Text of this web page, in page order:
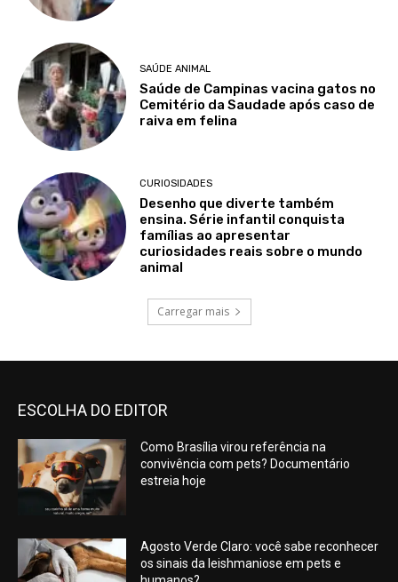
SAÚDE ANIMAL
Saúde de Campinas vacina gatos no
Cemitério da Saudade após caso de
raiva em felina
CURIOSIDADES
Desenho que diverte também
ensina. Série infantil conquista
famílias ao apresentar
curiosidades reais sobre o mundo
animal
Carregar mais
ESCOLHA DO EDITOR
Como Brasília virou referência na
convivência com pets? Documentário
estreia hoje
Agosto Verde Claro: você sabe reconhecer
os sinais da leishmaniose em pets e